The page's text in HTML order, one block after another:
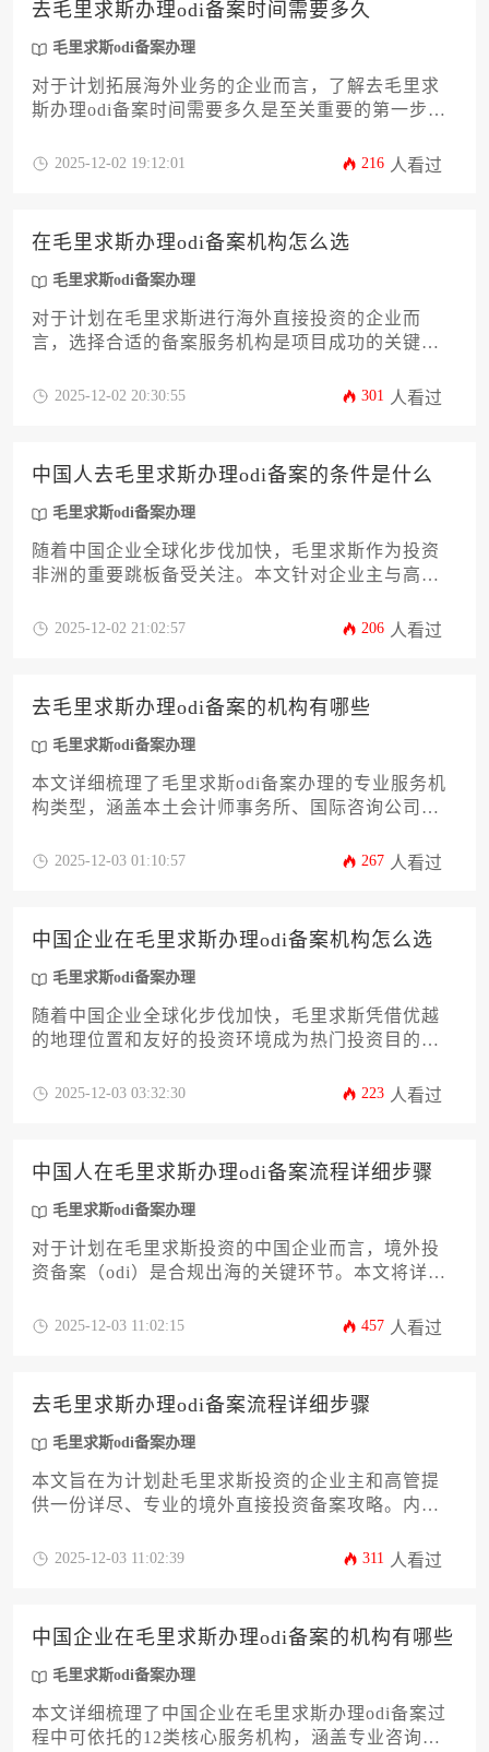
把握印度洋区域投资先机。
去毛里求斯办理odi备案时间需要多久
毛里求斯odi备案办理
对于计划拓展海外业务的企业而言，了解去毛里求
斯办理odi备案时间需要多久是至关重要的第一步。
目的地公司设立等多个环节，整体周期受到材料准
程时间节点，为企业主提供一份详实、可操作的攻
略，助力企业高效完成合规出海的关键一步。
2025-12-02 19:12:01 216 人看过
在毛里求斯办理odi备案机构怎么选
毛里求斯odi备案办理
对于计划在毛里求斯进行海外直接投资的企业而
言，选择合适的备案服务机构是项目成功的关键第
度，从资质实力、行业经验到本地资源网络和服务
odi备案办理，确保海外扩张之旅稳健启航。
2025-12-02 20:30:55 301 人看过
中国人去毛里求斯办理odi备案的条件是什么
毛里求斯odi备案办理
随着中国企业全球化步伐加快，毛里求斯作为投资
非洲的重要跳板备受关注。本文针对企业主与高管
直接投资）备案的完整条件框架。从主体资格、资
外还是优化现有投资结构，本文将为您的毛里求斯
odi备案办理提供关键决策参考。
2025-12-02 21:02:57 206 人看过
去毛里求斯办理odi备案的机构有哪些
毛里求斯odi备案办理
本文详细梳理了毛里求斯odi备案办理的专业服务机
构类型，涵盖本土会计师事务所、国际咨询公司、
略。针对企业出海投资的全流程，从资质核验、材
2025-12-03 01:10:57 267 人看过
中国企业在毛里求斯办理odi备案机构怎么选
毛里求斯odi备案办理
随着中国企业全球化步伐加快，毛里求斯凭借优越
的地理位置和友好的投资环境成为热门投资目的
案，选择专业可靠的办理机构至关重要。本文将从
斯odi备案办理，规避跨境投资风险。
2025-12-03 03:32:30 223 人看过
中国人在毛里求斯办理odi备案流程详细步骤
毛里求斯odi备案办理
对于计划在毛里求斯投资的中国企业而言，境外投
资备案（odi）是合规出海的关键环节。本文将详细
12个核心环节的操作要点与常见风险防范措施，助
2025-12-03 11:02:15 457 人看过
去毛里求斯办理odi备案流程详细步骤
毛里求斯odi备案办理
本文旨在为计划赴毛里求斯投资的企业主和高管提
供一份详尽、专业的境外直接投资备案攻略。内容
程，涵盖法律依据、材料准备、关键部门审批要点
南都将提供切实可行的操作思路，助力企业高效合
规地完成跨境投资布局。
2025-12-03 11:02:39 311 人看过
中国企业在毛里求斯办理odi备案的机构有哪些
毛里求斯odi备案办理
本文详细梳理了中国企业在毛里求斯办理odi备案过
程中可依托的12类核心服务机构，涵盖专业咨询公